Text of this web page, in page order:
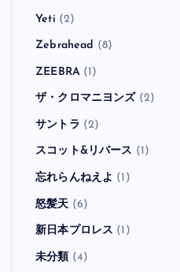
Yeti (2)
Zebrahead (8)
ZEEBRA(1)
ザ・クロマニヨンズ (2)
サントラ (2)
スコット&リバース (1)
忘れらんねえよ (1)
怒髪天 (6)
新日本プロレス (1)
未分類 (4)